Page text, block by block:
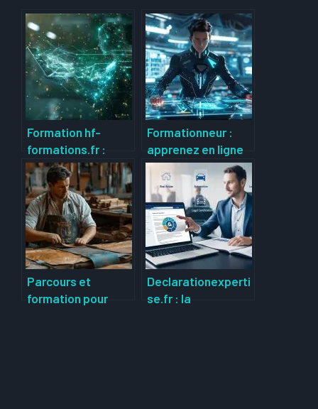
Formation hf-
formations.fr :
boostez vos
compétences
professionnelles
avec des
formations en ligne
Formationneur :
apprenez en ligne
et créez des
formations
professionnelles
efficaces pour
évoluer
rapidement
Parcours et
formation pour
Declarationexperti
se.fr : la